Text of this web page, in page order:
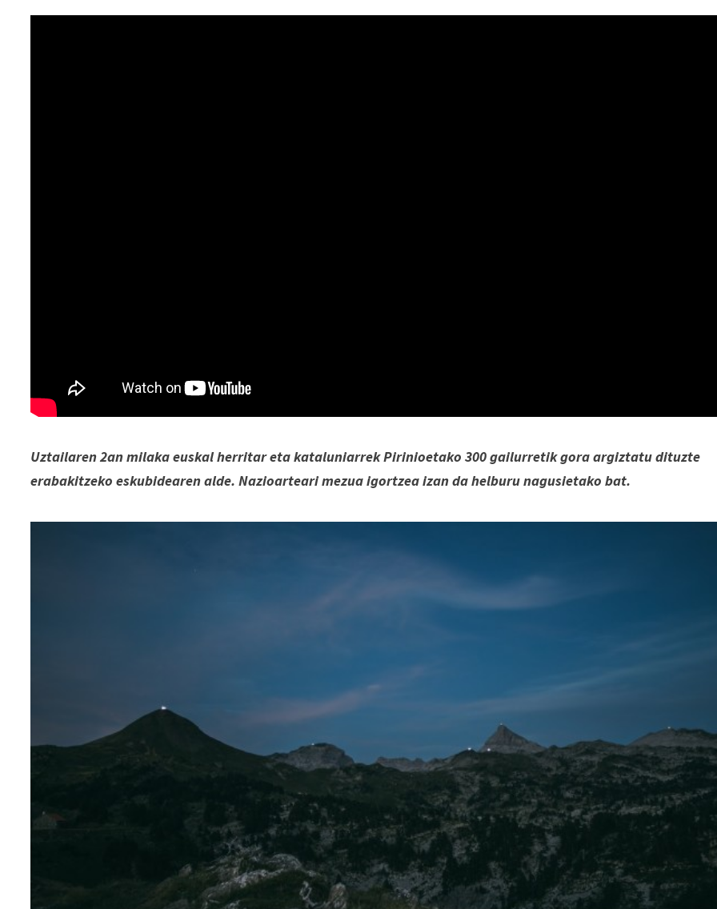
Uztailaren 2an milaka euskal herritar eta kataluniarrek Pirinioetako 300 gailurretik gora argiztatu dituzte
erabakitzeko eskubidearen alde. Nazioarteari mezua igortzea izan da helburu nagusietako bat.